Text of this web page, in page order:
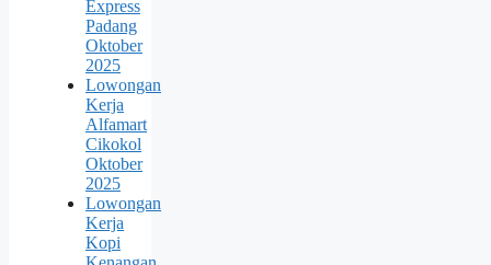
Express
Padang
Oktober
2025
Lowongan
Kerja
Alfamart
Cikokol
Oktober
2025
Lowongan
Kerja
Kopi